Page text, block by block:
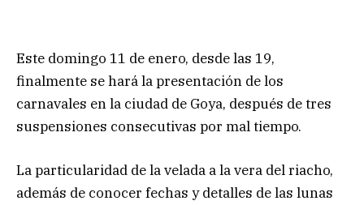
Este domingo 11 de enero, desde las 19,
finalmente se hará la presentación de los
carnavales en la ciudad de Goya, después de tres
suspensiones consecutivas por mal tiempo.
La particularidad de la velada a la vera del riacho,
además de conocer fechas y detalles de las lunas